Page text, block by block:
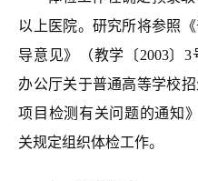
以上医院。研究所将参照
导意见》（教学〔2003〕
办公厅关于普通高等学校
项目检测有关问题的通知
关规定组织体检工作。